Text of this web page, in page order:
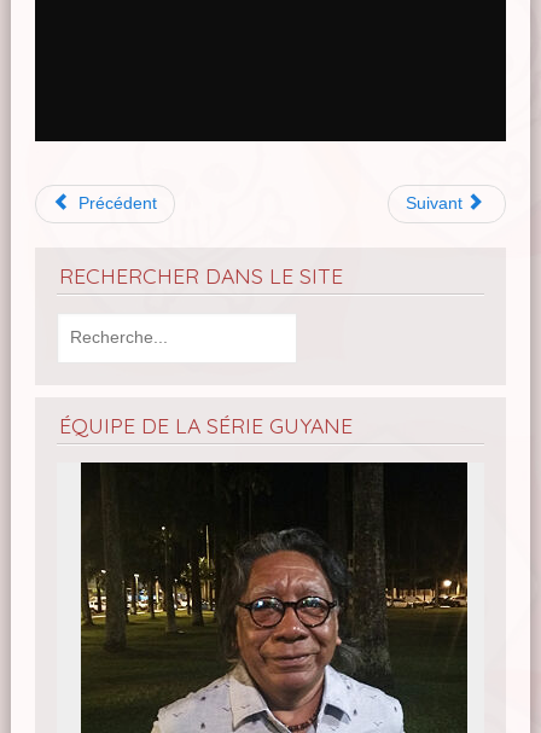
Précédent Suivant
RECHERCHER DANS LE SITE
ÉQUIPE DE LA SÉRIE GUYANE